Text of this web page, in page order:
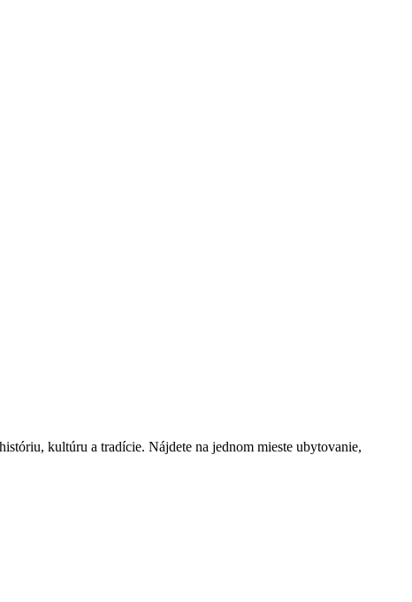
kultúru a tradície. Nájdete na jednom mieste ubytovanie,